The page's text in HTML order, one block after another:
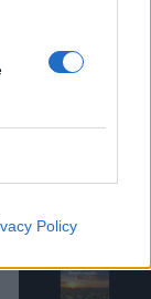
Policy